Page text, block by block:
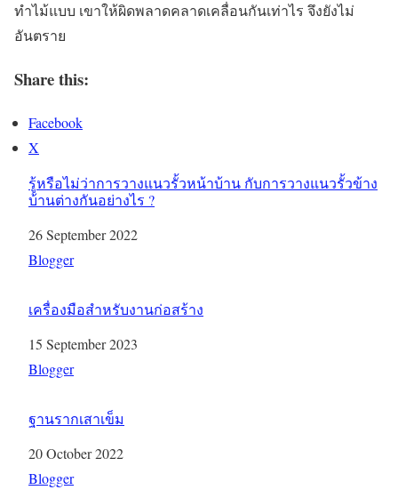
ทำไม้แบบ เขาให้ผิดพลาดคลาดเคลื่อนกันเท่าไร จึงยังไม่
อันตราย
Share this:
Facebook
X
รู้หรือไม่ว่าการวางแนวรั้วหน้าบ้าน กับการวางแนวรั้วข้าง
บ้านต่างกันอย่างไร ?
Date
26 September 2022
In relation to
Blogger
เครื่องมือสำหรับงานก่อสร้าง
Date
15 September 2023
In relation to
Blogger
ฐานรากเสาเข็ม
Date
20 October 2022
In relation to
Blogger